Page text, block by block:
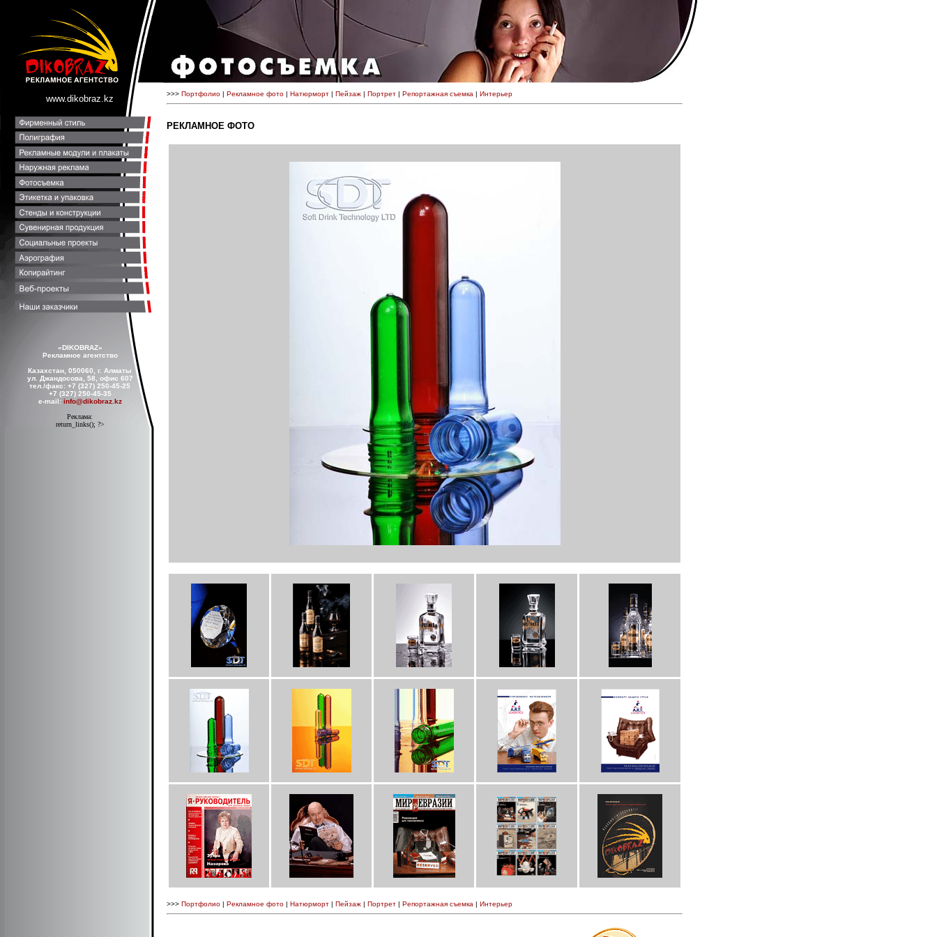
www.dikobraz.kz
«DIKOBRAZ»
Рекламное агентство
Казахстан, 050060, г. Алматы
ул. Джандосова, 58, офис 607
тел./факс: +7 (327) 250-45-25
+7 (327) 250-45-35
e-mail: info@dikobraz.kz
Реклама:
return_links(); ?>
>>> Портфолио | Рекламное фото | Натюрморт | Пейзаж | Портрет | Репортажная съемка | Интерьер
РЕКЛАМНОЕ ФОТО
>>> Портфолио | Рекламное фото | Натюрморт | Пейзаж | Портрет | Репортажная съемка | Интерьер